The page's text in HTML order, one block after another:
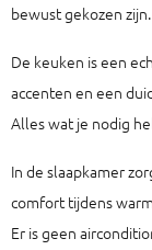
bewust gekozen zijn.
De keuken is een
accenten en een
Alles wat je nodig
In de slaapkamer
comfort tijdens
Er is geen